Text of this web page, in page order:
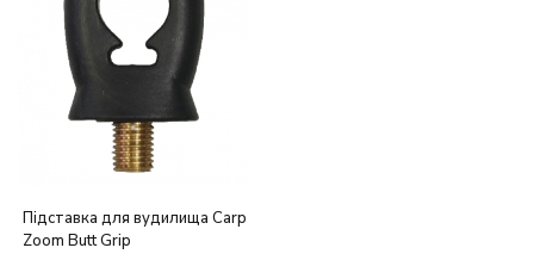
Підставка для вудилища Carp
Zoom Butt Grip